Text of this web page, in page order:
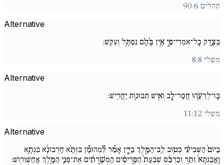
תהלים 90:6
Alternative
בְּצֶ֥דֶק כָּל־אִמְרֵי־פִ֑י אֵ֥ין בָּ֜הֶ֗ם נִפְתָּ֥ל וְעִקֵּֽשׁ:
משלי 8:8
Alternative
בָּז־לְרֵעֵ֥הוּ חֲסַר־לֵ֑ב וְאִ֖ישׁ תְּבוּנ֣וֹת יַחֲרִֽישׁ:
משלי 11:12
Alternative
בַּיּוֹם֙ הַשְּׁבִיעִ֔י כְּט֥וֹב לֵֽב־הַמֶּ֖לֶךְ בַּיָּ֑יִן אָמַ֡ר לִ֠מְהוּמָ֠ן בִּזְּתָ֨א חַרְבוֹנָ֜א בִּגְתָ֤א
וַֽאֲבַגְתָא֙ זֵתַ֣ר וְכַרְכַּ֔ס שִׁבְעַת֙ הַסָּ֣רִיסִ֔ים הַֽמְשָׁ֣רְתִ֔ים אֶת־פְּנֵ֖י הַמֶּ֥לֶךְ אֲחַשְׁוֵרֽוֹשׁ: